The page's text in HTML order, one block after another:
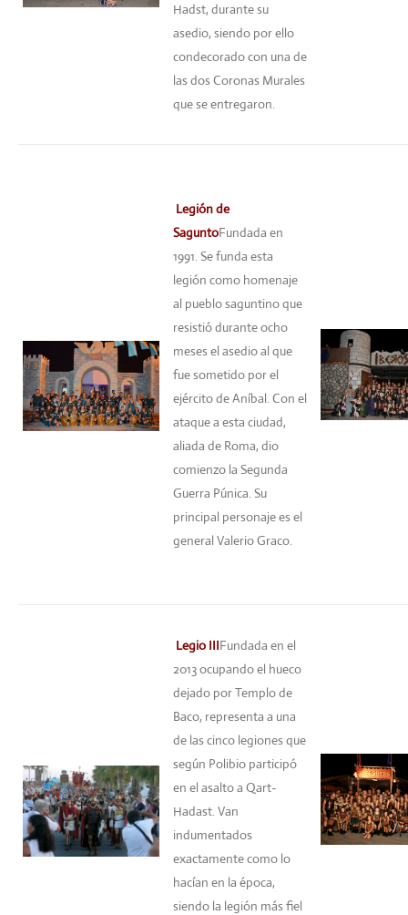
Hadst, durante su
asedio, siendo por ello
condecorado con una de
las dos Coronas Murales
que se entregaron.
Legión de
SaguntoFundada en
1991. Se funda esta
legión como homenaje
al pueblo saguntino que
resistió durante ocho
meses el asedio al que
fue sometido por el
ejército de Aníbal. Con el
ataque a esta ciudad,
aliada de Roma, dio
comienzo la Segunda
Guerra Púnica. Su
principal personaje es el
general Valerio Graco.
Legio IIIFundada en el
2013 ocupando el hueco
dejado por Templo de
Baco, representa a una
de las cinco legiones que
según Polibio participó
en el asalto a Qart-
Hadast. Van
indumentados
exactamente como lo
hacían en la época,
siendo la legión más fiel